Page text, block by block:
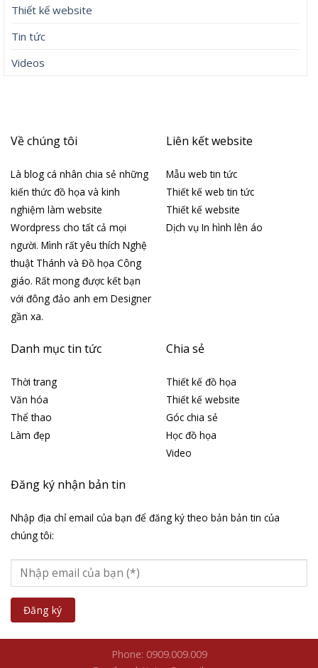
Thiết kế website
Tin tức
Videos
Về chúng tôi
Là blog cá nhân chia sẻ những
kiến thức đồ họa và kinh
nghiệm làm website
Wordpress cho tất cả mọi
người. Mình rất yêu thích Nghệ
thuật Thánh và Đồ họa Công
giáo. Rất mong được kết bạn
với đông đảo anh em Designer
gần xa.
Liên kết website
Mẫu web tin tức
Thiết kế web tin tức
Thiết kế website
Dịch vụ In hình lên áo
Danh mục tin tức
Thời trang
Văn hóa
Thể thao
Làm đẹp
Chia sẻ
Thiết kế đồ họa
Thiết kế website
Góc chia sẻ
Học đồ họa
Video
Đăng ký nhận bản tin
Nhập địa chỉ email của bạn để đăng ký theo bản bản tin của
chúng tôi:
Phone: 0909.009.009